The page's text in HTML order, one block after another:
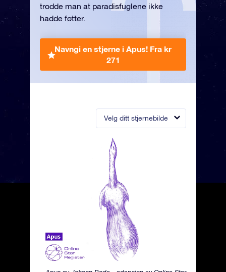
Velg ditt stjernebilde
trodde man at paradisfuglene ikke
hadde føtter.
Navngi en stjerne i Apus! Fra kr
271